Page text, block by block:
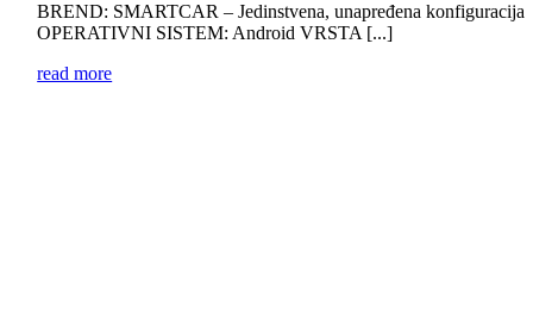
BREND: SMARTCAR – Jedinstvena, unapređena konfiguracija
OPERATIVNI SISTEM: Android VRSTA [...]
read more